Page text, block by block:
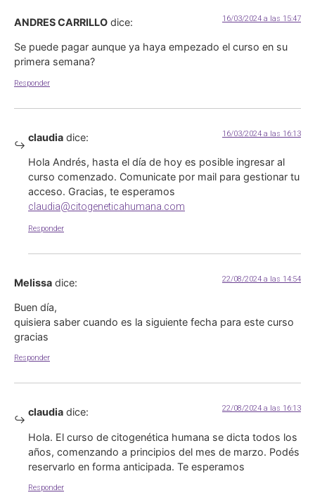
ANDRES CARRILLO dice: 16/03/2024 a las 15:47
Se puede pagar aunque ya haya empezado el curso en su
primera semana?
Responder
claudia dice: 16/03/2024 a las 16:13
Hola Andrés, hasta el día de hoy es posible ingresar al
curso comenzado. Comunicate por mail para gestionar tu
acceso. Gracias, te esperamos
claudia@citogeneticahumana.com
Responder
Melissa dice: 22/08/2024 a las 14:54
Buen día,
quisiera saber cuando es la siguiente fecha para este curso
gracias
Responder
claudia dice: 22/08/2024 a las 16:13
Hola. El curso de citogenética humana se dicta todos los
años, comenzando a principios del mes de marzo. Podés
reservarlo en forma anticipada. Te esperamos
Responder